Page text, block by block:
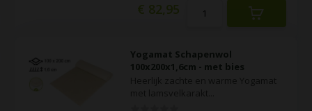
€ 82,95
Yogamat Schapenwol
100x200x1,6cm - met bies